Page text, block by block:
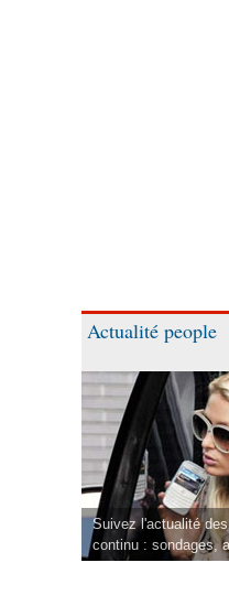
Actualité people
Suivez l'actualité
continu : sondages,